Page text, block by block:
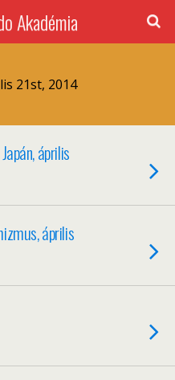
Akadémia
21st, 2014
április
április